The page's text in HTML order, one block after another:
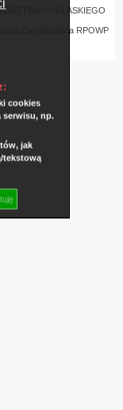
cookies
serwisu, np.
jak
tekstową
PODLASKIEGO
Zarządzająca RPOWP